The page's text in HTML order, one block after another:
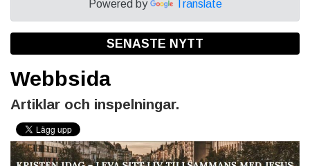
Powered by Translate
SENASTE NYTT
Webbsida
Artiklar och inspelningar.